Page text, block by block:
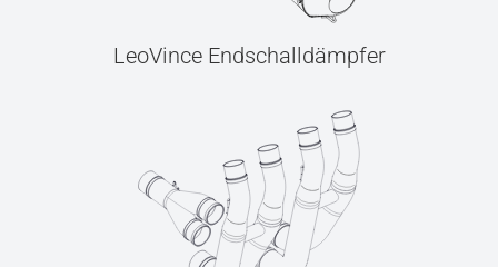
LeoVince Endschalldämpfer